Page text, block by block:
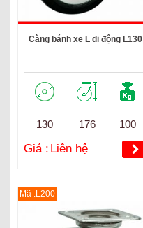
Càng bánh xe L di động L130
130 176 100
Giá : Liên hệ
Mã :L200